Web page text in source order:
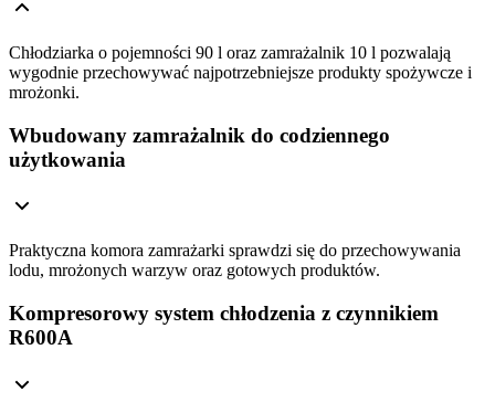
Chłodziarka o pojemności 90 l oraz zamrażalnik 10 l pozwalają
wygodnie przechowywać najpotrzebniejsze produkty spożywcze i
mrożonki.
Wbudowany zamrażalnik do codziennego
użytkowania
Praktyczna komora zamrażarki sprawdzi się do przechowywania
lodu, mrożonych warzyw oraz gotowych produktów.
Kompresorowy system chłodzenia z czynnikiem
R600A